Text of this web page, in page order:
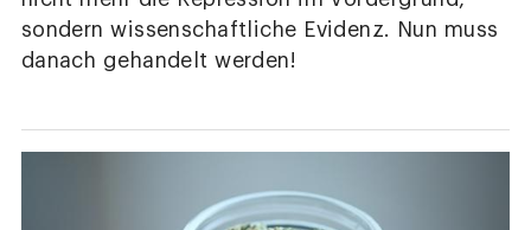
sondern wissenschaftliche Evidenz. Nun muss
danach gehandelt werden!